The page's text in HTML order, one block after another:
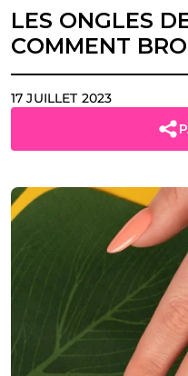
LES ONGLES
COMMENT
17 JUILLET 2023